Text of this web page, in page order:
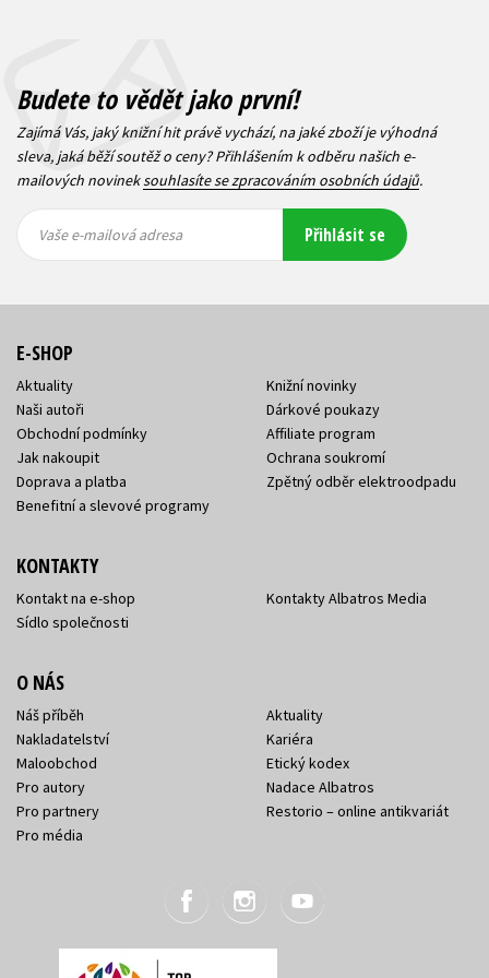
Budete to vědět jako první!
Zajímá Vás, jaký knižní hit právě vychází, na jaké zboží je výhodná
sleva, jaká běží soutěž o ceny? Přihlášením k odběru našich e-
mailových novineksouhlasíte se zpracováním osobních údajů.
mailová
mailová
Vaše e-mailová adresa Přihlásit se
E-SHOP
Aktuality
Naši autoři
Obchodní podmínky
Jak nakoupit
Doprava a platba
Benefitní a slevové programy
Knižní novinky
Dárkové poukazy
Affiliate program
Ochrana soukromí
Zpětný odběr elektroodpadu
KONTAKTY
Kontakt na e-shop
Sídlo společnosti
Kontakty Albatros Media
O NÁS
Náš příběh
Nakladatelství
Maloobchod
Pro autory
Pro partnery
Pro média
Aktuality
Kariéra
Etický kodex
Nadace Albatros
Restorio – online antikvariát